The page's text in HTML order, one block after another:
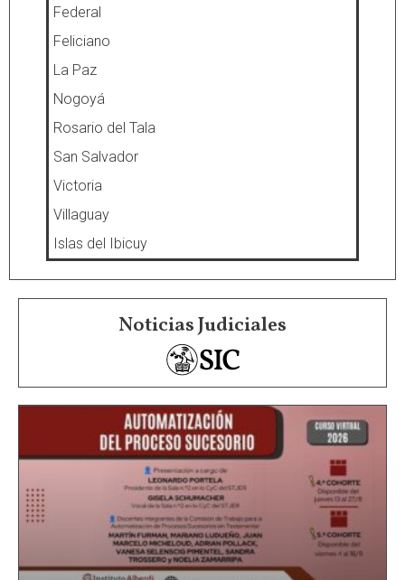
Federal
Feliciano
La Paz
Nogoyá
Rosario del Tala
San Salvador
Victoria
Villaguay
Islas del Ibicuy
Noticias Judiciales